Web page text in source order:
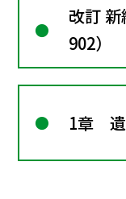
改訂
902）
1章 遺